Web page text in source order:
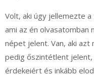
Volt, aki úgy jellemezte
ami az én
népet jelent. Van, aki azt
pedig őszintétlent jelent,
érdekeiért és inkább